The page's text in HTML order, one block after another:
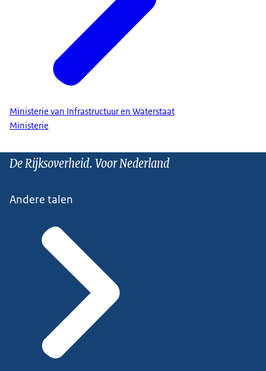
Ministerie van Infrastructuur en Waterstaat
Ministerie
De Rijksoverheid. Voor Nederland
Andere talen